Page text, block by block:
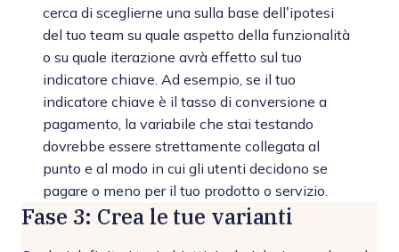
cerca di sceglierne una sulla base dell’ipotesi
del tuo team su quale aspetto della funzionalità
o su quale iterazione avrà effetto sul tuo
indicatore chiave. Ad esempio, se il tuo
indicatore chiave è il tasso di conversione a
pagamento, la variabile che stai testando
dovrebbe essere strettamente collegata al
punto e al modo in cui gli utenti decidono se
pagare o meno per il tuo prodotto o servizio.
Fase 3: Crea le tue varianti